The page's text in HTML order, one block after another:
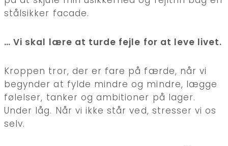
stålsikker facade.
… Vi skal lære at turde fejle for at leve livet.
Kroppen tror, der er fare på færde, når vi
begynder at fylde mindre og mindre, lægge
følelser, tanker og ambitioner på lager.
Under låg. Når vi ikke står ved, stresser vi os
selv.